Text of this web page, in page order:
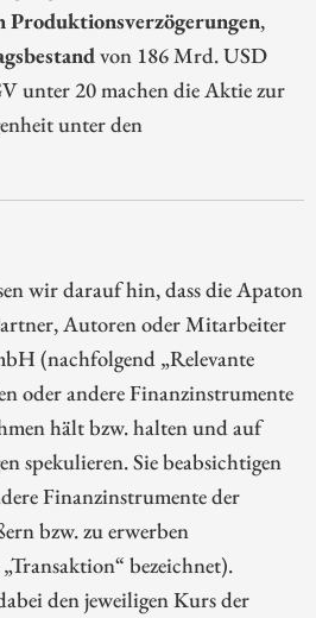
Produktionsverzögerungen,
von 186 Mrd. USD
unter 20 machen die Aktie zur
unter den
wir darauf hin, dass die Apaton
Autoren oder Mitarbeiter
(nachfolgend „Relevante
oder andere Finanzinstrumente
hält bzw. halten und auf
spekulieren. Sie beabsichtigen
Finanzinstrumente der
bzw. zu erwerben
bezeichnet).
den jeweiligen Kurs der